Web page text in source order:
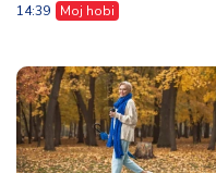
14:39 Moj hobi